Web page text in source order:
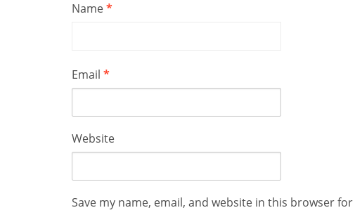
Name*
Email *
Website
Save my name, email, and website in this browser